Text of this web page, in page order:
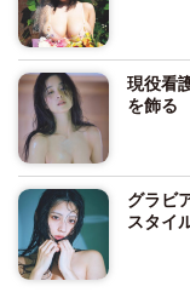
現役看
を飾る
グラビ
スタイ